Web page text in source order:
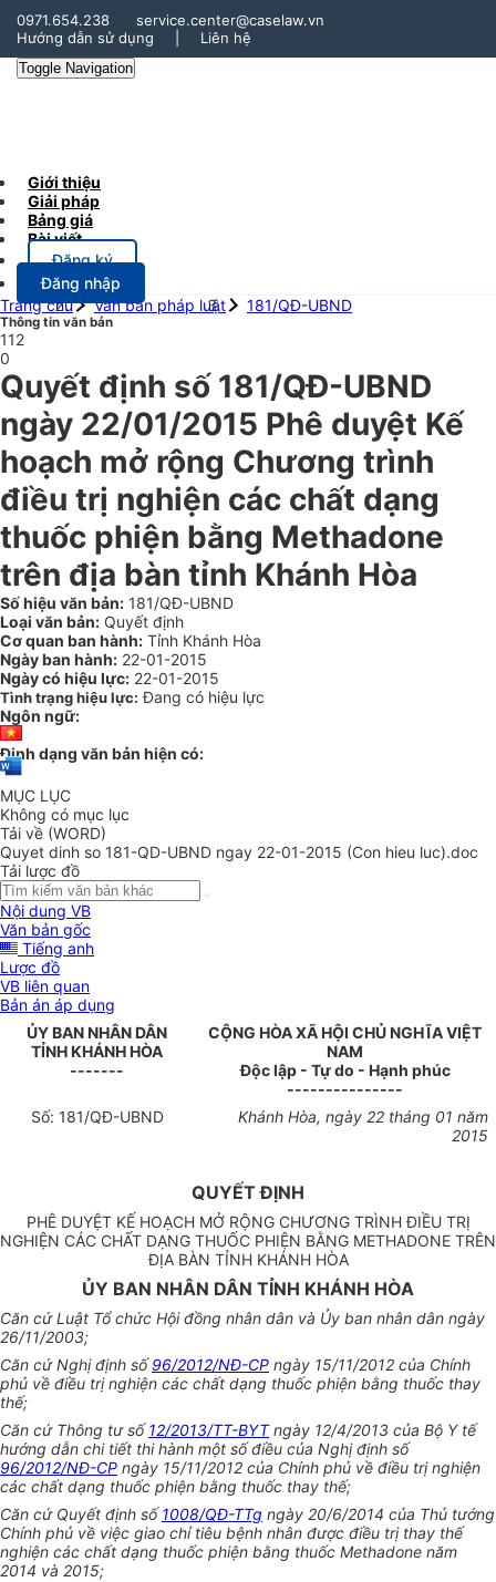
0971.654.238
service.center@caselaw.vn
Hướng dẫn sử dụng
Liên hệ
Toggle Navigation
Giới thiệu
Giải pháp
Bảng giá
Bài viết
Đăng ký
Đăng nhập
Trang chủ
Văn bản pháp luật 181/QĐ-UBND
Thông tin văn bản
112
0
Quyết định số 181/QĐ-UBND
ngày 22/01/2015 Phê duyệt Kế
hoạch mở rộng Chương trình
điều trị nghiện các chất dạng
thuốc phiện bằng Methadone
trên địa bàn tỉnh Khánh Hòa
Số hiệu văn bản: 181/QĐ-UBND
Loại văn bản: Quyết định
Cơ quan ban hành: Tỉnh Khánh Hòa
Ngày ban hành: 22-01-2015
Ngày có hiệu lực: 22-01-2015
Tình trạng hiệu lực: Đang có hiệu lực
Ngôn ngữ:
Định dạng văn bản hiện có:
MỤC LỤC
Không có mục lục
Tải về (WORD)
Quyet dinh so 181-QD-UBND ngay 22-01-2015 (Con hieu luc).doc
Tải lược đồ
Nội dung VB
Văn bản gốc
Tiếng anh
Lược đồ
VB liên quan
Bản án áp dụng
ỦYBAN NHÂN DÂN
TỈNH KHÁNH HÒA
-------
CỘNG HÒA XÃ HỘI CHỦ NGHĨA VIỆT
NAM
Độc lập - Tự do - Hạnh phúc
---------------
Số: 181/QĐ-UBND
Khánh Hòa, ngày 22 tháng 01 năm
2015
QUYẾT ĐỊNH
PHÊ DUYỆT KẾ HOẠCH MỞ RỘNG CHƯƠNG TRÌNH ĐIỀU TRỊ
NGHIỆN CÁC CHẤT DẠNG THUỐC PHIỆN BẰNG METHADONE TRÊN
ĐỊA BÀN TỈNH KHÁNH HÒA
ỦY BAN NHÂN DÂN TỈNH KHÁNH HÒA
Căn cứ Luật Tổ chức Hội đồng nhân dân và Ủy ban nhân dân ngày
26/11/2003;
Căn cứ Nghị định số96/2012/NĐ-CP ngày 15/11/2012 của Chính
phủ về điều trị nghiện các chất dạng thuốc phiện bằng thuốc thay
thế;
Căn cứ Thông tư số12/2013/TT-BYTngày 12/4/2013 của Bộ Y tế
hướng dẫn chi tiết thi hành một số điều của Nghị định số
96/2012/NĐ-CP ngày 15/11/2012 của Chính phủ về điều trị nghiện
các chất dạng thuốc phiện bằng thuốc thay thế;
Căn cứ Quyết định số1008/QĐ-TTg ngày 20/6/2014 của Thủ tướng
Chính phủ về việc giao chỉ tiêu bệnh nhân được điều trị thay thế
nghiện các chất dạng thuốc phiện bằng thuốc Methadone năm
2014 và 2015;